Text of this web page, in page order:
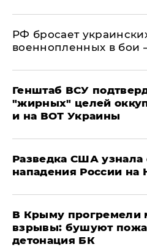
РФ бросает
военнопленных в бои
Генштаб ВСУ
"жирных" целей
и на ВОТ Украины
Разведка США узнала
нападения России на
В Крыму
взрывы: бушуют
детонация БК